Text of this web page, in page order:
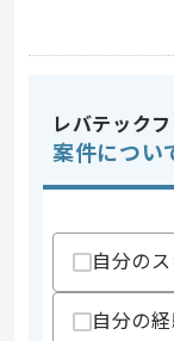
スキル
レバテック
案件につい
自分の
自分の